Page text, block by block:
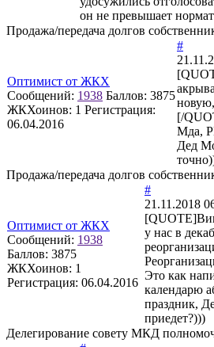
он не превышает
Продажа/передача долгов
Оптимист от ЖКХ
Сообщений: 1938 Баллов: 3875
ЖКХоинов: 1 Регистрация:
06.04.2016
#
[/
Мда,
Дед
Продажа/передача долгов
Оптимист от ЖКХ
Сообщений: 1938
Баллов: 3875
ЖКХоинов: 1
Регистрация: 06.04.2016
#
21.11.2018
[QUOTE]
у нас в
Это как
календарю
праздник,
приедет?)))
Делегирование совету МКД